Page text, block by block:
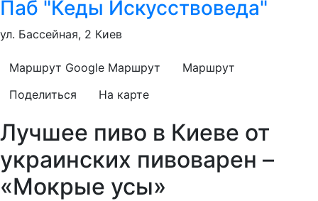
Паб "Кеды Искусствоведа"
ул. Бассейная, 2 Киев
Маршрут Google Маршрут
Маршрут
Поделиться
На карте
Лучшее пиво в Киеве от
украинских пивоварен –
«Мокрые усы»